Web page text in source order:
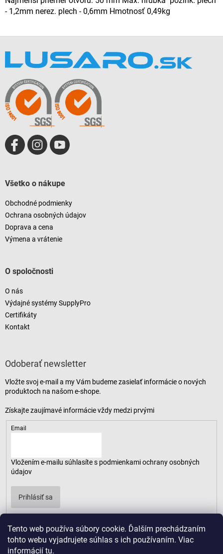
Tento web používa súbory cookie. Ďalším prechádzaním
tohto webu vyjadrujete súhlas s ich používaním. Viac
informácií tu.
- 1,2mm nerez. plech - 0,6mm Hmotnosť 0,49kg
Všetko o nákupe
Obchodné podmienky
Ochrana osobných údajov
Doprava a cena
Výmena a vrátenie
O spoločnosti
O nás
Výdajné systémy SupplyPro
Certifikáty
Kontakt
Odoberať newsletter
Vložte svoj e-mail a my Vám budeme zasielať informácie o nových
produktoch na našom e-shope.
Email
Vložením e-mailu súhlasíte s podmienkami ochrany osobných
údajov
Prihlásiť sa